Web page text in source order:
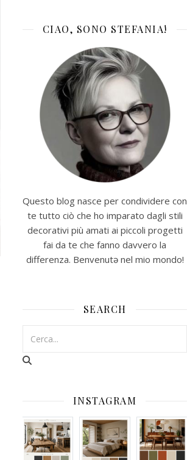
CIAO, SONO STEFANIA!
Questo blog nasce per condividere con
te tutto ciò che ho imparato dagli stili
decorativi più amati ai piccoli progetti
fai da te che fanno davvero la
differenza. Benvenutə nel mio mondo!
SEARCH
INSTAGRAM